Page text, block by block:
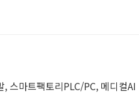
스마트팩토리PLC/PC, 메디컬AI